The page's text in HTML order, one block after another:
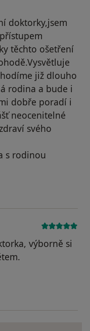
doktorky,jsem
těchto ošetření
již dlouho
rodina a bude i
dobře poradí i
neocenitelné
svého
s rodinou
výborně si